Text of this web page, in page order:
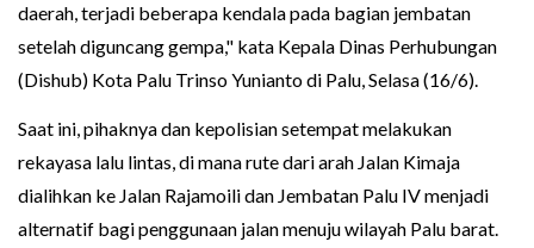
daerah, terjadi beberapa kendala pada bagian jembatan
setelah diguncang gempa," kata Kepala Dinas Perhubungan
(Dishub) Kota Palu Trinso Yunianto di Palu, Selasa (16/6).
Saat ini, pihaknya dan kepolisian setempat melakukan
rekayasa lalu lintas, di mana rute dari arah Jalan Kimaja
dialihkan ke Jalan Rajamoili dan Jembatan Palu IV menjadi
alternatif bagi penggunaan jalan menuju wilayah Palu barat.